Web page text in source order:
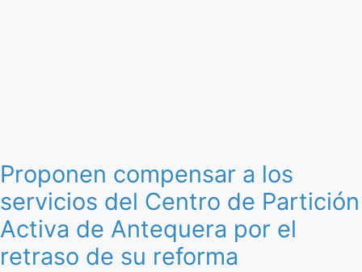
Proponen compensar a los
servicios del Centro de Partición
Activa de Antequera por el
retraso de su reforma